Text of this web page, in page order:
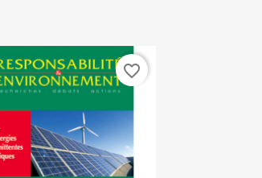
favorite_border